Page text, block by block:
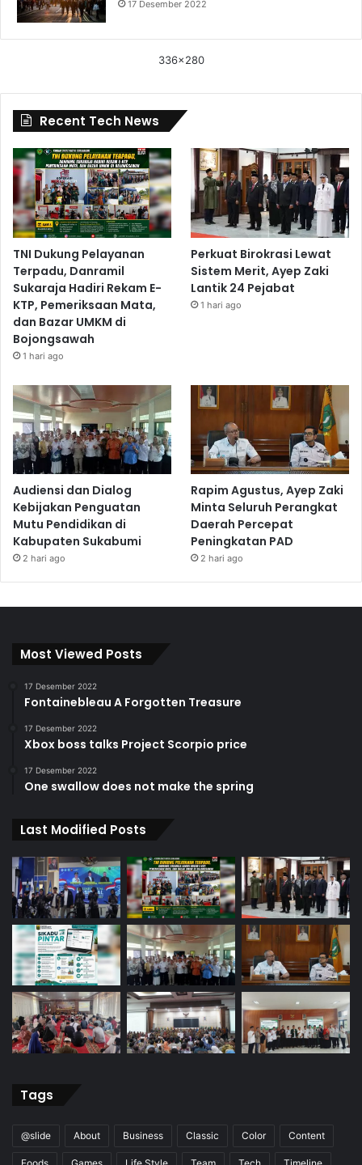
17 Desember 2022
336x280
Recent Tech News
TNI Dukung Pelayanan
Terpadu, Danramil
Sukaraja Hadiri Rekam E-
KTP, Pemeriksaan Mata,
dan Bazar UMKM di
Bojongsawah
1 hari ago
Perkuat Birokrasi Lewat
Sistem Merit, Ayep Zaki
Lantik 24 Pejabat
1 hari ago
Audiensi dan Dialog
Kebijakan Penguatan
Mutu Pendidikan di
Kabupaten Sukabumi
2 hari ago
Rapim Agustus, Ayep Zaki
Minta Seluruh Perangkat
Daerah Percepat
Peningkatan PAD
2 hari ago
Most Viewed Posts
17 Desember 2022
Fontainebleau A Forgotten Treasure
17 Desember 2022
Xbox boss talks Project Scorpio price
17 Desember 2022
One swallow does not make the spring
Last Modified Posts
Tags
@slide About Business Classic Color Content